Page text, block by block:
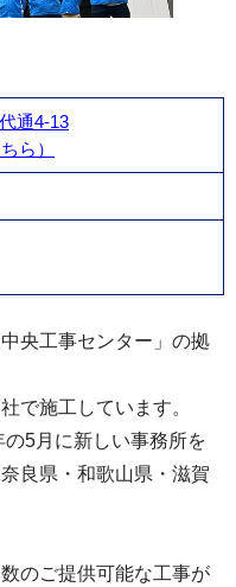
。壊れてしまう前
ことをおすすめし
通4-13
ら）
央工事センター」の拠
で施工しています。
5月に新しい事務所を
良県・和歌山県・滋賀
のご提供可能な工事が